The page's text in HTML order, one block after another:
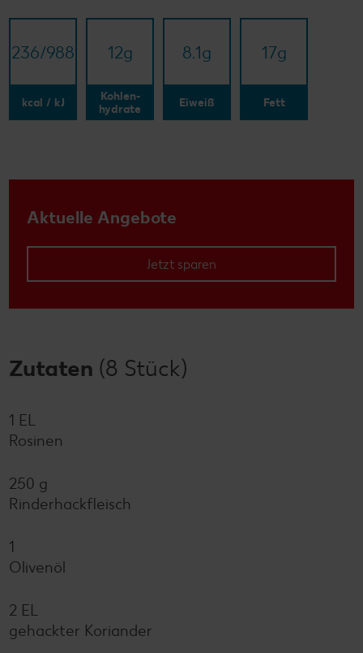
236/​988
kcal / kJ
12g
Kohlen-
hydrate
8.1g
Eiweiß
17g
Fett
Aktuelle Angebote
Jetzt sparen
Zutaten (8 Stück)
1 EL
Rosinen
250 g
Rinderhackfleisch
1
Olivenöl
2 EL
gehackter Koriander